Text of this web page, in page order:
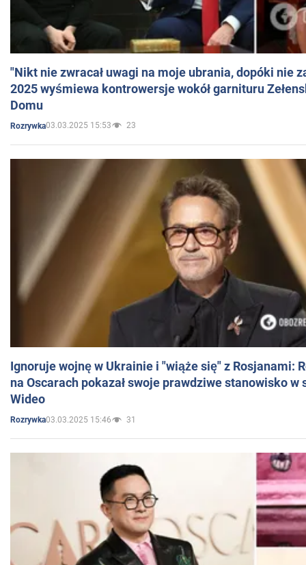
"Nikt nie zwracał uwagi na moje ubrania, dopóki nie
2025 wyśmiewa kontrowersje wokół garnituru
Domu
Rozrywka03.03.2025 15:53 23
Ignoruje wojnę w Ukrainie i "wiąże się" z Rosjanami:
na Oscarach pokazał swoje prawdziwe stanowisko w
Wideo
Rozrywka03.03.2025 15:46 31